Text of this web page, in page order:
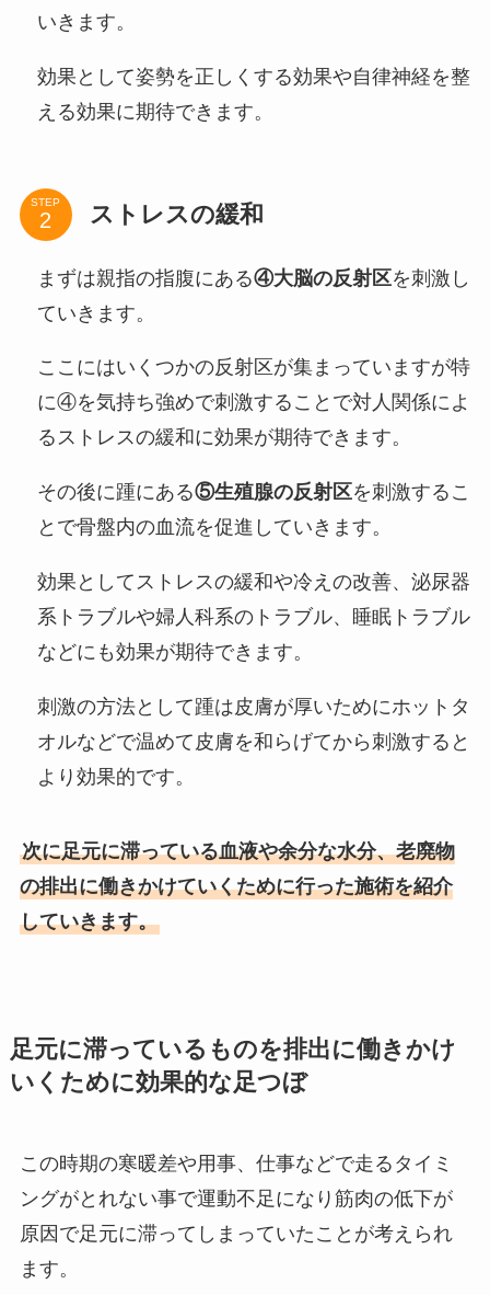
いきます。
効果として姿勢を正しくする効果や自律神経を整
える効果に期待できます。
STEP ストレスの緩和
まずは親指の指腹にある④大脳の反射区を刺激し
ていきます。
ここにはいくつかの反射区が集まっていますが特
に④を気持ち強めで刺激することで対人関係によ
るストレスの緩和に効果が期待できます。
その後に踵にある⑤生殖腺の反射区を刺激するこ
とで骨盤内の血流を促進していきます。
効果としてストレスの緩和や冷えの改善、泌尿器
系トラブルや婦人科系のトラブル、睡眠トラブル
などにも効果が期待できます。
刺激の方法として踵は皮膚が厚いためにホットタ
オルなどで温めて皮膚を和らげてから刺激すると
より効果的です。
次に足元に滞っている血液や余分な水分、老廃物
の排出に働きかけていくために行った施術を紹介
していきます。
足元に滞っているものを排出に働きかけ
いくために効果的な足つぼ
この時期の寒暖差や用事、仕事などで走るタイミ
ングがとれない事で運動不足になり筋肉の低下が
原因で足元に滞ってしまっていたことが考えられ
ます。